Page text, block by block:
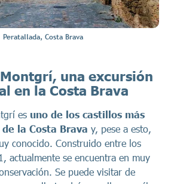
Peratallada, Costa Brava
una excursión
en la Costa Brava
es uno de los castillos más
la Costa Brava y, pese a esto,
conocido. Construido entre los
actualmente se encuentra en muy
Se puede visitar de